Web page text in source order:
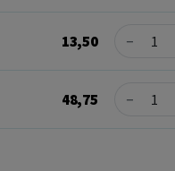
13,50 Quantity
−
48,75 Quantity
−